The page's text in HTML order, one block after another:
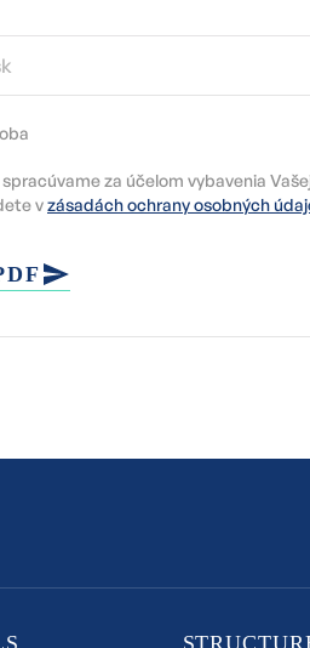
za účelom vybavenia
vzásadách ochrany osobných